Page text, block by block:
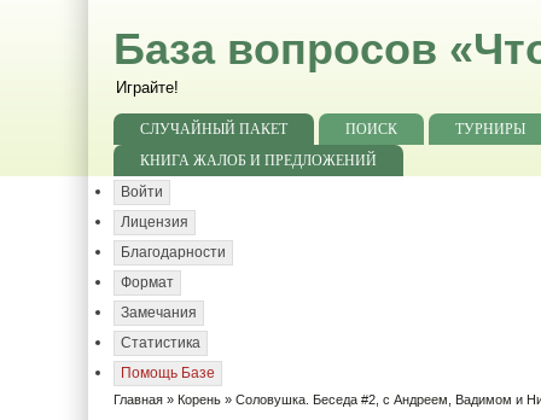
База вопросов
Играйте!
СЛУЧАЙНЫЙ ПАКЕТ ПОИСК
ТУРНИРЫ
КНИГА ЖАЛОБ И ПРЕДЛОЖЕНИЙ
Войти
Лицензия
Благодарности
Формат
Замечания
Статистика
Помощь Базе
Главная » Корень » Соловушка. Беседа #2, с Андреем, Вадимом и